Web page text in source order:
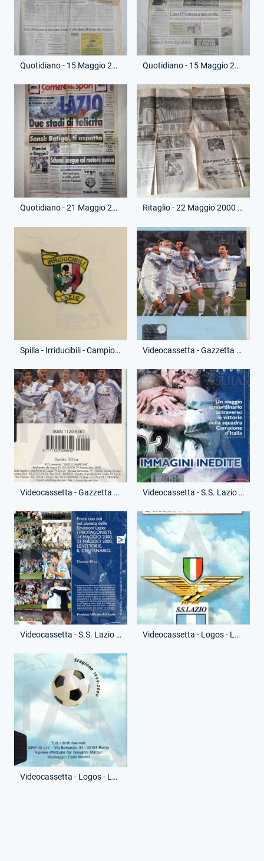
Quotidiano - 15 Maggio 2000 - Il Messaggero - Vittoria Scudetto Quotidiano - 15 Maggio 2000 - La Repubblica - Vittoria Scudetto
Quotidiano - 21 Maggio 2000 - Corriere dello Sport - Festa Scudetto Ritaglio - 22 Maggio 2000 - Il Messaggero - Festa Scudetto
Spilla - Irriducibili - Campioni d'Italia Videocassetta - Gazzetta dello Sport - Scudetto 2000 - Lazio Campione - (Fronte)
Videocassetta - Gazzetta dello Sport - Scudetto 2000 - Lazio Campione - (Retro) Videocassetta - S.S. Lazio - Emozione Lazio - (Fronte)
Videocassetta - S.S. Lazio - Emozione Lazio - (Retro) Videocassetta - Logos - Lazio, l'attesa e il trionfo - (Fronte)
Videocassetta - Logos - Lazio, l'attesa e il trionfo - (Retro)